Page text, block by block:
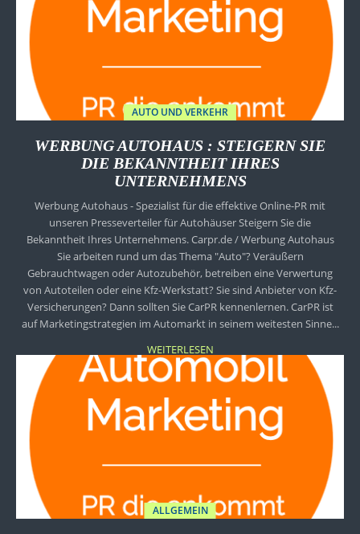
AUTO UND VERKEHR
WERBUNG AUTOHAUS : STEIGERN SIE
DIE BEKANNTHEIT IHRES
UNTERNEHMENS
Werbung Autohaus - Spezialist für die effektive Online-PR mit
unseren Presseverteiler für Autohäuser Steigern Sie die
Bekanntheit Ihres Unternehmens. Carpr.de / Werbung Autohaus
Sie arbeiten rund um das Thema "Auto"? Veräußern
Gebrauchtwagen oder Autozubehör, betreiben eine Verwertung
von Autoteilen oder eine Kfz-Werkstatt? Sie sind Anbieter von Kfz-
Versicherungen? Dann sollten Sie CarPR kennenlernen. CarPR ist
auf Marketingstrategien im Automarkt in seinem weitesten Sinne...
WEITERLESEN
ALLGEMEIN